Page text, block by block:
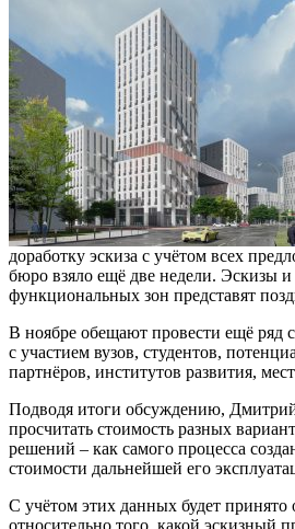
доработку эскиза с учётом всех
бюро взяло ещё две недели. Эскизы
функциональных зон представят
В ноябре обещают провести ещё ряд
с участием вузов, студентов,
партнёров, институтов развития,
Подводя итоги обсуждению,
просчитать стоимость разных
решений – как самого процесса
стоимости дальнейшей его
С учётом этих данных будет принято